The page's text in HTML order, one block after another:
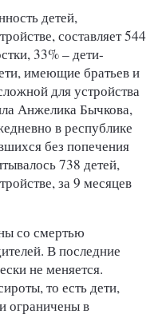
детей,
составляет 544
33% – дети-
имеющие братьев и
для устройства
Анжелика Бычкова,
в республике
без попечения
738 детей,
за 9 месяцев
со смертью
В последние
не меняется.
то есть дети,
ограничены в